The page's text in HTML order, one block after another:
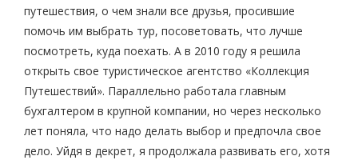
путешествия, о чем знали все друзья, просившие
помочь им выбрать тур, посоветовать, что лучше
посмотреть, куда поехать. А в 2010 году я решила
открыть свое туристическое агентство «Коллекция
Путешествий». Параллельно работала главным
бухгалтером в крупной компании, но через несколько
лет поняла, что надо делать выбор и предпочла свое
дело. Уйдя в декрет, я продолжала развивать его, хотя